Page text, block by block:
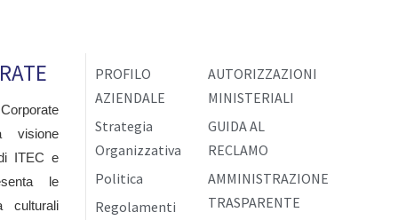
visione
ITEC e
le
culturali
PROFILO
AZIENDALE
Strategia
Organizzativa
Politica
Regolamenti
AUTORIZZAZIONI
MINISTERIALI
GUIDA AL
RECLAMO
AMMINISTRAZIONE
TRASPARENTE
SERVIZI DI